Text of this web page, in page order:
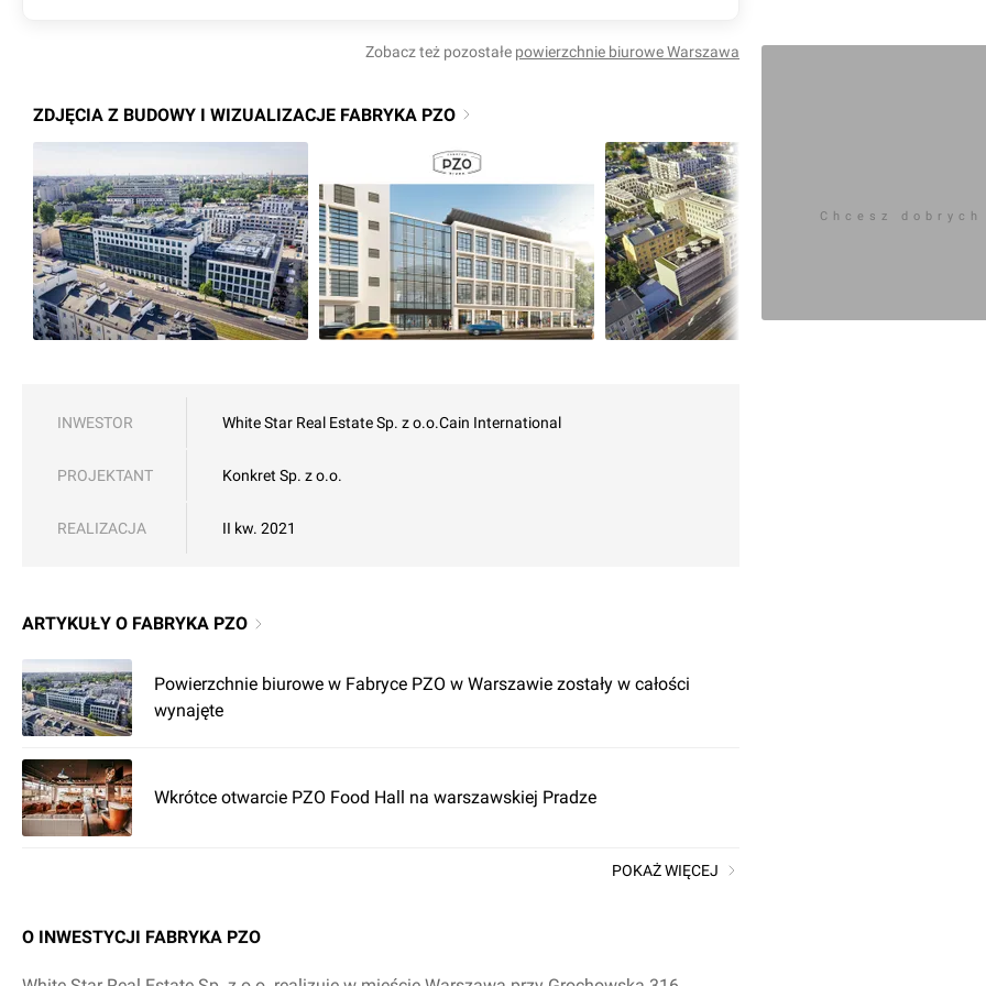
Zobacz też pozostałe powierzchnie biuroweWarszawa
ZDJĘCIA Z BUDOWY I WIZUALIZACJE FABRYKA PZO
INWESTOR White Star Real Estate Sp. z o.o.Cain International
PROJEKTANT Konkret Sp. z o.o.
REALIZACJA II kw. 2021
ARTYKUŁY O FABRYKA PZO
Powierzchnie biurowe w Fabryce PZO w Warszawie zostały w całości
wynajęte
Wkrótce otwarcie PZO Food Hall na warszawskiej Pradze
POKAŻ WIĘCEJ
O INWESTYCJI FABRYKA PZO
06.04.2021, 12:52
Chcesz dobrych